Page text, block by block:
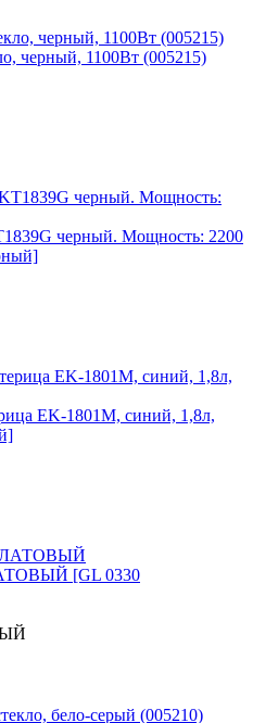
черный, 1100Вт (005215)
черный. Мощность: 2200
EK-1801М, синий, 1,8л,
[GL 0330